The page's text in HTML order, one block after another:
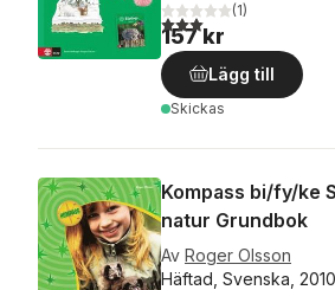
3,0utav 5 stjärnor.
(1)
157 kr
Lägg till
Skickas
Kompass bi/fy/ke
natur Grundbok
Av Roger Olsson
Häftad, Svenska, 2010